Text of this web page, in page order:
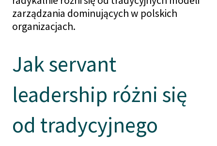
zarządzania dominujących w polskich
organizacjach.
Jak servant
leadership różni się
od tradycyjnego